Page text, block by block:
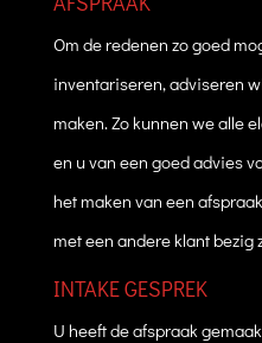
Om de redenen zo goed
inventariseren, adviseren
maken. Zo kunnen we alle
en u van een goed advies
het maken van een
met een andere klant bezig
INTAKE GESPREK
U heeft de afspraak